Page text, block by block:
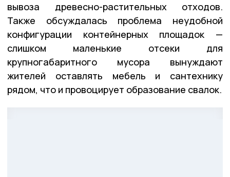
вывоза древесно-растительных отходов.
Также обсуждалась проблема неудобной
конфигурации контейнерных площадок —
слишком маленькие отсеки для
крупногабаритного мусора вынуждают
жителей оставлять мебель и сантехнику
рядом, что и провоцирует образование свалок.